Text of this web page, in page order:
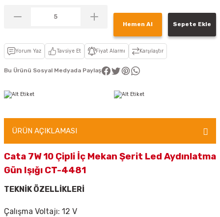
Hemen Al Sepete Ekle
Yorum Yaz Tavsiye Et Fiyat Alarmı Karşılaştır
Bu Ürünü Sosyal Medyada Paylaş
ÜRÜN AÇIKLAMASI
Cata 7W 10 Çipli İç Mekan Şerit Led Aydınlatma
Gün Işığı CT-4481
TEKNİK ÖZELLİKLERİ
Çalışma Voltajı: 12 V